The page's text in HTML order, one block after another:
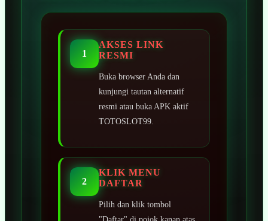
1
AKSES LINK
RESMI
Buka browser Anda dan
kunjungi tautan alternatif
resmi atau buka APK aktif
TOTOSLOT99.
2
KLIK MENU
DAFTAR
Pilih dan klik tombol